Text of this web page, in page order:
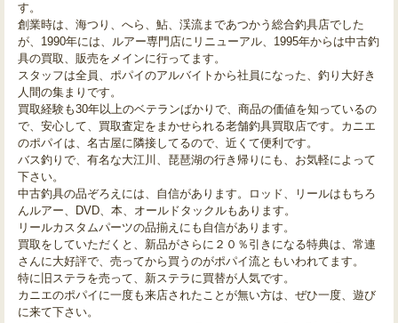
す。
創業時は、海つり、へら、鮎、渓流まであつかう総合釣具店でした
が、1990年には、ルアー専門店にリニューアル、1995年からは中古釣
具の買取、販売をメインに行ってます。
スタッフは全員、ポパイのアルバイトから社員になった、釣り大好き
人間の集まりです。
買取経験も30年以上のベテランばかりで、商品の価値を知っているの
で、安心して、買取査定をまかせられる老舗釣具買取店です。カニエ
のポパイは、名古屋に隣接してるので、近くて便利です。
バス釣りで、有名な大江川、琵琶湖の行き帰りにも、お気軽によって
下さい。
中古釣具の品ぞろえには、自信があります。ロッド、リールはもちろ
んルアー、DVD、本、オールドタックルもあります。
リールカスタムパーツの品揃えにも自信があります。
買取をしていただくと、新品がさらに２０％引きになる特典は、常連
さんに大好評で、売ってから買うのがポパイ流ともいわれてます。
特に旧ステラを売って、新ステラに買替が人気です。
カニエのポパイに一度も来店されたことが無い方は、ぜひ一度、遊び
に来て下さい。